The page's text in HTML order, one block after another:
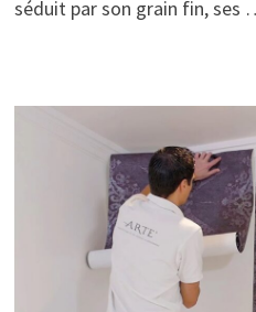
séduit par son grain fin, ses